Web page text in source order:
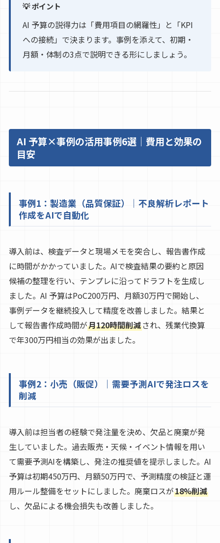
💡 ポイント
AI 予算の説得力は「費用項目の網羅性」と「KPI
への接続」で決まります。事例を添えて、初期・
月額・体制の3点で説明できる形にしましょう。
AI 予算×事例の活用事例6選｜費用と効果の
目安
事例1：製造業（品質保証）｜不良解析レポート
作成をAIで自動化
導入前は、検査データと現場メモを突合し、報告書作成
に時間がかかっていました。AIで検査結果の要約と原因
候補の整理を行い、テンプレに沿ってドラフトを生成し
ました。AI 予算はPoC200万円、月額30万円で開始し、
事例データを継続投入して精度を改善しました。結果と
して報告書作成時間が月120時間削減され、残業代換算
で年300万円相当の効果が出ました。
事例2：小売（販促）｜需要予測AIで発注ロスを
削減
導入前は担当者の経験で発注量を決め、欠品と廃棄が発
生していました。過去販売・天候・イベント情報を用い
て需要予測AIを構築し、発注の推奨値を提示しました。AI
予算は初期450万円、月額50万円で、予測精度の検証と運
用ルール整備をセットにしました。廃棄ロスが18%削減
し、欠品による機会損失も改善しました。